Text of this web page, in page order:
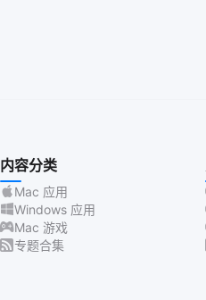
内容分类
Mac 应用
Windows 应用
Mac 游戏
专题合集